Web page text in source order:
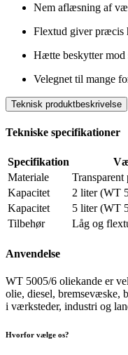
Nem aflæsning af
Flextud giver præcis
Hætte beskytter
Velegnet til mange
Teknisk produktbeskrivelse
Tekniske specifikationer
Specifikation
Materiale
Transparent
Kapacitet
2 liter (WT
Kapacitet
5 liter (WT
Tilbehør
Låg og
Anvendelse
WT 5005/6 oliekande er
olie, diesel, bremsevæske,
i værksteder, industri og
Hvorfor vælge os?